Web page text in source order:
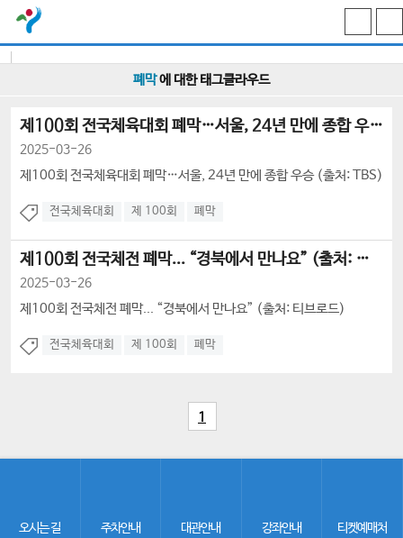
폐막에 대한 태그클라우드
제100회 전국체육대회 폐막…서울, 24년 만에 종합 우승 (출처: TB...
2025-03-26
제100회 전국체육대회 폐막…서울, 24년 만에 종합 우승 (출처: TBS)
련
그
전국체육대회 제 100회 폐막
제100회 전국체전 폐막... “경북에서 만나요” (출처: 티브로드)
2025-03-26
제100회 전국체전 폐막... “경북에서 만나요” (출처: 티브로드)
련
전국체육대회 제 100회 폐막
1
오시는 길 주차안내 대관안내 강좌안내 티켓예매처